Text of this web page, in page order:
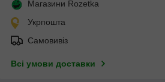
Магазини Rozetka
Укрпошта
Самовивіз
Всі умови доставки